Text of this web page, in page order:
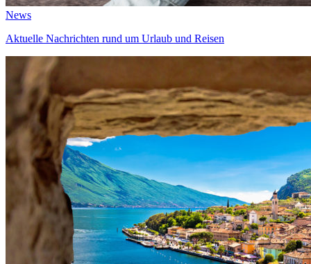
News
Aktuelle Nachrichten rund um Urlaub und Reisen